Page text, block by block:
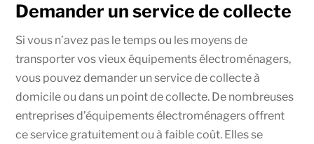
Demander un service de collecte
Si vous n’avez pas le temps ou les moyens de
transporter vos vieux équipements électroménagers,
vous pouvez demander un service de collecte à
domicile ou dans un point de collecte. De nombreuses
entreprises d’équipements électroménagers offrent
ce service gratuitement ou à faible coût. Elles se